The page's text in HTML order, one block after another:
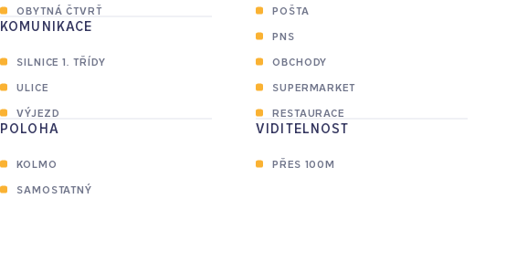
OBYTNÁ ČTVRŤ
KOMUNIKACE
SILNICE 1. TŘÍDY
ULICE
VÝJEZD
POLOHA
KOLMO
SAMOSTATNÝ
POŠTA
PNS
OBCHODY
SUPERMARKET
RESTAURACE
VIDITELNOST
PŘES 100M